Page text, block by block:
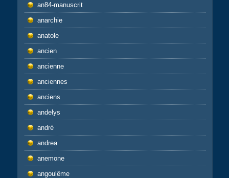
an84-manuscrit
anarchie
anatole
ancien
ancienne
anciennes
anciens
andelys
andré
andrea
anemone
angoulême